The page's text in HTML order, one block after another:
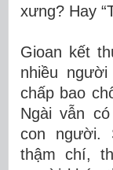
xưng? Hay
Gioan kết
nhiều
chấp bao
Ngài vẫn
con người.
thậm chí,